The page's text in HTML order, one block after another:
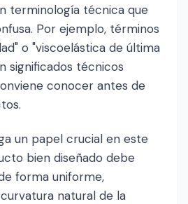
terminología técnica que
Por ejemplo, términos
o "viscoelástica de última
significados técnicos
conocer antes de
un papel crucial en este
bien diseñado debe
forma uniforme,
natural de la